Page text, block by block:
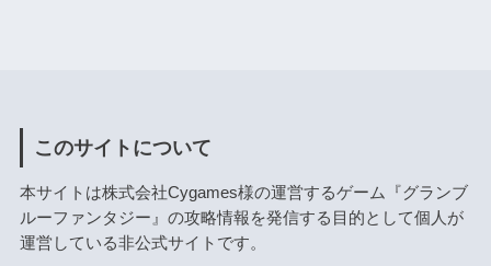
このサイトについて
本サイトは株式会社Cygames様の運営するゲーム『グランブ
ルーファンタジー』の攻略情報を発信する目的として個人が
運営している非公式サイトです。